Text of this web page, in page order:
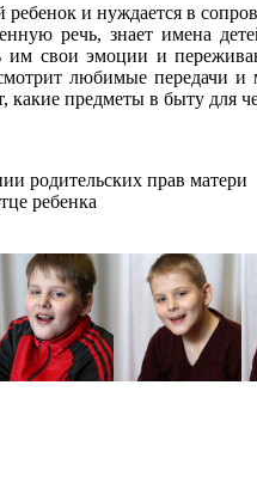
и нуждается в
речь, знает имена
свои эмоции и
любимые передачи
какие предметы в быту для
родительских прав матери
ребенка